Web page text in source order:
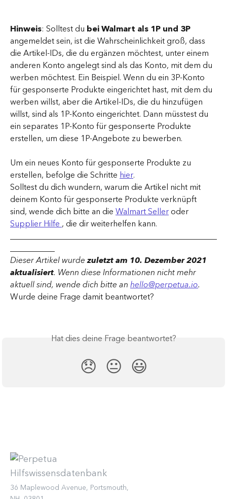
Hinweis: Solltest du bei Walmart als 1P und 3P
angemeldet sein, ist die Wahrscheinlichkeit groß, dass
die Artikel-IDs, die du ergänzen möchtest, unter einem
anderen Konto angelegt sind als das Konto, mit dem du
werben möchtest. Ein Beispiel. Wenn du ein 3P-Konto
für gesponserte Produkte eingerichtet hast, mit dem du
werben willst, aber die Artikel-IDs, die du hinzufügen
willst, sind als 1P-Konto eingerichtet. Dann müsstest du
ein separates 1P-Konto für gesponserte Produkte
erstellen, um diese 1P-Angebote zu bewerben.
Um ein neues Konto für gesponserte Produkte zu
erstellen, befolge die Schritte hier.
Solltest du dich wundern, warum die Artikel nicht mit
deinem Konto für gesponserte Produkte verknüpft
sind, wende dich bitte an die Walmart Seller oder
Supplier Hilfe , die dir weiterhelfen kann.
___________________________________________________
___________
Dieser Artikel wurde zuletzt am 10. Dezember 2021
aktualisiert. Wenn diese Informationen nicht mehr
aktuell sind, wende dich bitte an hello@perpetua.io.
Wurde deine Frage damit beantwortet?
Hat dies deine Frage beantwortet?
😞 😐 😃
36 Maplewood Avenue, Portsmouth,